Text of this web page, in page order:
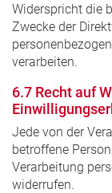
Widerspricht die
Zwecke der
verarbeiten.
6.7 Recht auf
Jede von der
betroffene
Verarbeitung
widerrufen.